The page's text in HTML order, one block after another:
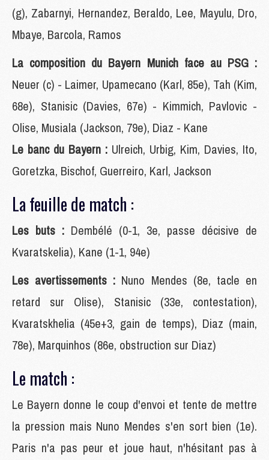
(g), Zabarnyi, Hernandez, Beraldo, Lee, Mayulu, Dro,
Mbaye, Barcola, Ramos
La composition du Bayern Munich face au PSG :
Neuer (c) - Laimer, Upamecano (Karl, 85e), Tah (Kim,
68e), Stanisic (Davies, 67e) - Kimmich, Pavlovic -
Olise, Musiala (Jackson, 79e), Diaz - Kane
Le banc du Bayern : Ulreich, Urbig, Kim, Davies, Ito,
Goretzka, Bischof, Guerreiro, Karl, Jackson
La feuille de match :
Les buts : Dembélé (0-1, 3e, passe décisive de
Kvaratskelia), Kane (1-1, 94e)
Les avertissements : Nuno Mendes (8e, tacle en
retard sur Olise), Stanisic (33e, contestation),
Kvaratskhelia (45e+3, gain de temps), Diaz (main,
78e), Marquinhos (86e, obstruction sur Diaz)
Le match :
Le Bayern donne le coup d'envoi et tente de mettre
la pression mais Nuno Mendes s'en sort bien (1e).
Paris n'a pas peur et joue haut, n'hésitant pas à